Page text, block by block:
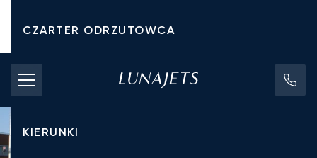
CZARTER ODRZUTOWCA
KOSZTY CZARTERU
PRYWATNE ODRZUTOWCE
KIERUNKI